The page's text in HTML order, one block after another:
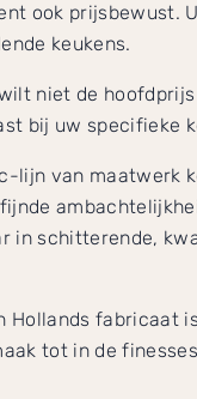
ook prijsbewust.
keukens.
niet de
bij uw specifieke
lijn van maatwerk
in schitterende,
Hollands fabricaat
tot in de